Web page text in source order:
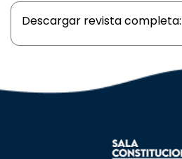
Descargar revista completa: